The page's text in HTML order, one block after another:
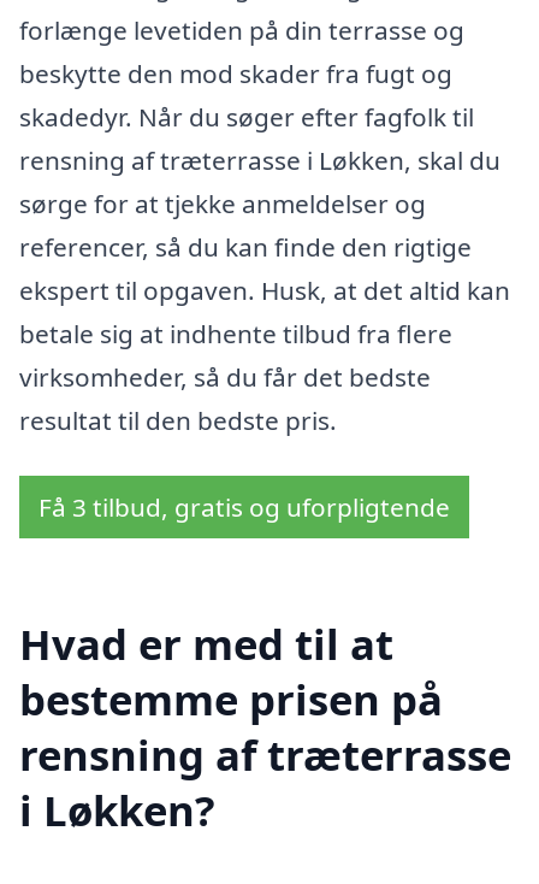
forlænge levetiden på din terrasse og
beskytte den mod skader fra fugt og
skadedyr. Når du søger efter fagfolk til
rensning af træterrasse i Løkken, skal du
sørge for at tjekke anmeldelser og
referencer, så du kan finde den rigtige
ekspert til opgaven. Husk, at det altid kan
betale sig at indhente tilbud fra flere
virksomheder, så du får det bedste
resultat til den bedste pris.
Få 3 tilbud, gratis og uforpligtende
Hvad er med til at
bestemme prisen på
rensning af træterrasse
i Løkken?